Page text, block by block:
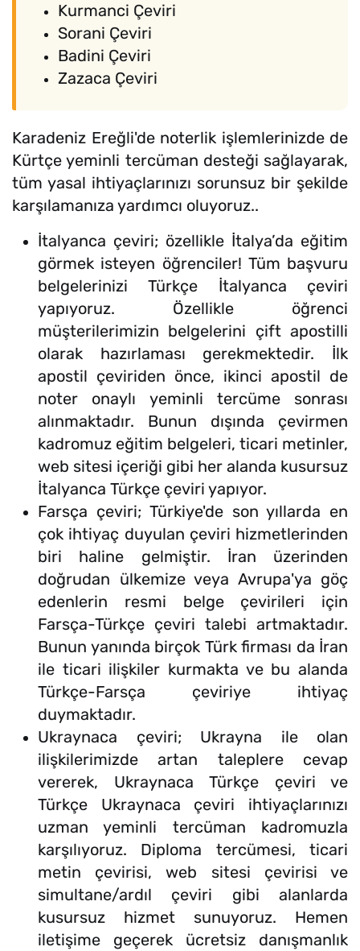
Kurmanci Çeviri
Sorani Çeviri
Badini Çeviri
Zazaca Çeviri
Karadeniz Ereğli'de noterlik işlemlerinizde de
Kürtçe yeminli tercüman desteği sağlayarak,
tüm yasal ihtiyaçlarınızı sorunsuz bir şekilde
karşılamanıza yardımcı oluyoruz..
İtalyanca çeviri; özellikle İtalya’da eğitim
görmek isteyen öğrenciler! Tüm başvuru
belgelerinizi Türkçe İtalyanca çeviri
yapıyoruz. Özellikle öğrenci
müşterilerimizin belgelerini çift apostilli
olarak hazırlaması gerekmektedir. İlk
apostil çeviriden önce, ikinci apostil de
noter onaylı yeminli tercüme sonrası
alınmaktadır. Bunun dışında çevirmen
kadromuz eğitim belgeleri, ticari metinler,
web sitesi içeriği gibi her alanda kusursuz
İtalyanca Türkçe çeviri yapıyor.
Farsça çeviri; Türkiye'de son yıllarda en
çok ihtiyaç duyulan çeviri hizmetlerinden
biri haline gelmiştir. İran üzerinden
doğrudan ülkemize veya Avrupa'ya göç
edenlerin resmi belge çevirileri için
Farsça-Türkçe çeviri talebi artmaktadır.
Bunun yanında birçok Türk firması da İran
ile ticari ilişkiler kurmakta ve bu alanda
Türkçe-Farsça çeviriye ihtiyaç
duymaktadır.
Ukraynaca çeviri; Ukrayna ile olan
ilişkilerimizde artan taleplere cevap
vererek, Ukraynaca Türkçe çeviri ve
Türkçe Ukraynaca çeviri ihtiyaçlarınızı
uzman yeminli tercüman kadromuzla
karşılıyoruz. Diploma tercümesi, ticari
metin çevirisi, web sitesi çevirisi ve
simultane/ardıl çeviri gibi alanlarda
kusursuz hizmet sunuyoruz. Hemen
iletişime geçerek ücretsiz danışmanlık